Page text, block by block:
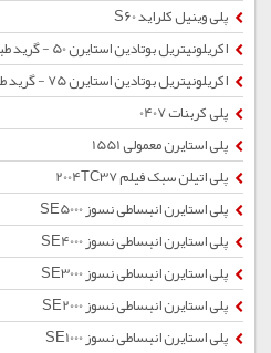
پلی وینیل کلراید S60
اکریلونیتریل بوتادین استایرن 50 - گرید طبیعی
اکریلونیتریل بوتادین استایرن 75 - گرید طبیعی
پلی کربنات 0407
پلی استایرن معمولی 1551
پلی اتیلن سبک فیلم 2004TC37
پلی استایرن انبساطی نسوز SE5000
پلی استایرن انبساطی نسوز SE4000
پلی استایرن انبساطی نسوز SE3000
پلی استایرن انبساطی نسوز SE2000
پلی استایرن انبساطی نسوز SE1000